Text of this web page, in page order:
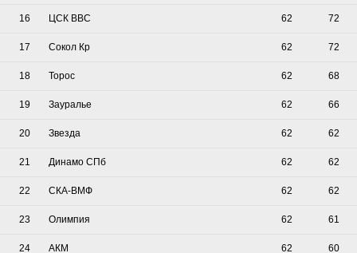
16 ЦСК ВВС 62 72
17 Сокол Кр 62 72
18 Торос 62 68
19 Зауралье 62 66
20 Звезда 62 62
21 Динамо СПб 62 62
22 СКА-ВМФ 62 62
23 Олимпия 62 61
24 АКМ 62 60